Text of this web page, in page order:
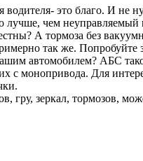
это благо. И не
лучше, чем неуправляемый
А тормоза без
так же. Попробуйте
автомобилем? АБС
монопривода. Для
гру, зеркал, тормозов,